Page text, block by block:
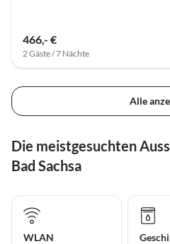
466,- €
2 Gäste / 7 Nächte
Alle
Die meistgesuchten
Bad Sachsa
WLAN